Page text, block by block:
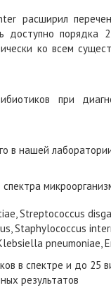
доступно
ко всем
при
в нашей
Streptococcus
Staphylococcus
pneumoniae,
в спектре и до 25
результатов